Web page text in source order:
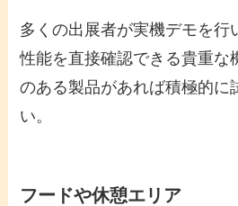
多くの出展者が実機デモを行
性能を直接確認できる貴重な
のある製品があれば積極的に
い。
フードや休憩エリア